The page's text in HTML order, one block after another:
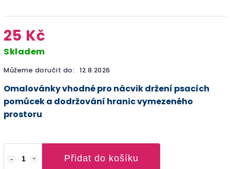
25 Kč
Skladem
Můžeme doručit do: 12.8.2026
Přidat do košíku
Omalovánky vhodné pro nácvik držení psacích
pomůcek a dodržování hranic vymezeného
prostoru